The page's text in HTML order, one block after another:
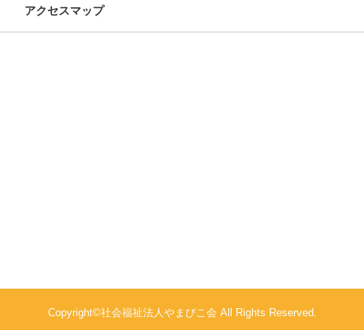
アクセスマップ
Copyright©社会福祉法人やまびこ会 All Rights Reserved.